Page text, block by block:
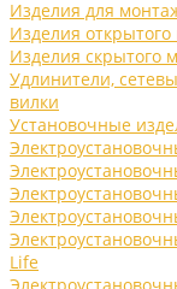
Изделия для
Изделия
Изделия скрытого
Удлинители,
вилки
Установочные
Life